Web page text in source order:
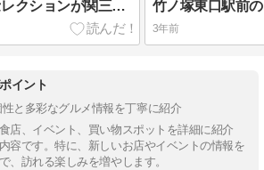
フーズマーケットセレクションが関三通りのココスナカムラ跡地に4/20オープン！東京初上陸のスーパーマーケットです
3年前
イント
と多彩なグルメ情報を丁寧に紹介
店、イベント、買い物スポットを詳細に紹介
容です。特に、新しいお店やイベントの情報を
、訪れる楽しみを増やします。